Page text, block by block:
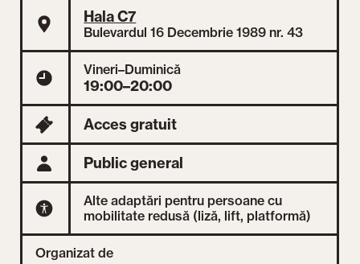
Hala C7
Bulevardul 16 Decembrie 1989 nr. 43
Vineri–Duminică
19:00–20:00
Acces gratuit
Public general
Alte adaptări pentru persoane cu
mobilitate redusă (liză, lift, platformă)
Organizat de